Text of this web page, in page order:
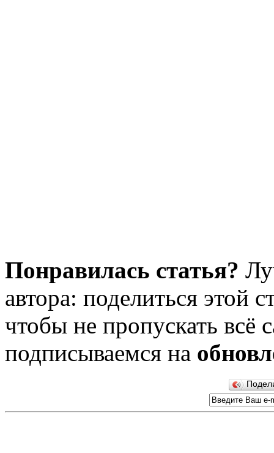
Понравилась статья?
автора: поделиться этой
чтобы не пропускать всё
подписываемся на